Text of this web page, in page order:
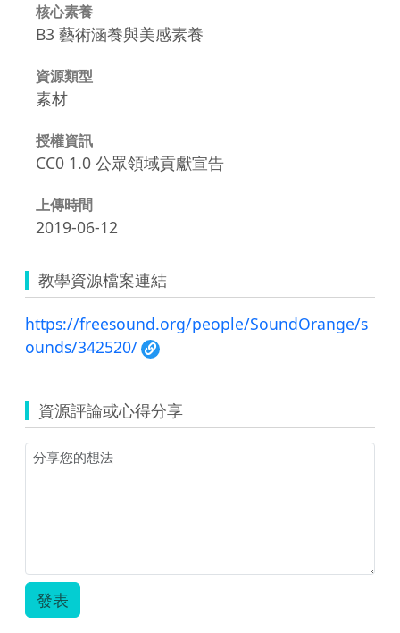
核心素養
B3 藝術涵養與美感素養
資源類型
素材
授權資訊
CC0 1.0 公眾領域貢獻宣告
上傳時間
2019-06-12
教學資源檔案連結
https://freesound.org/people/SoundOrange/s
ounds/342520/
資源評論或心得分享
發表